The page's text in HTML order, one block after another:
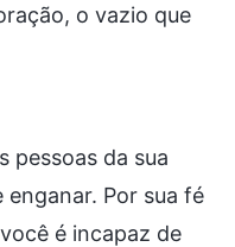
o vazio que
pessoas da sua
enganar. Por sua fé
é incapaz de